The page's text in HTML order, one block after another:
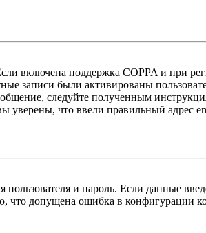
включена поддержка COPPA и при
записи были активированы
следуйте полученным
что ввели правильный адрес
и пароль. Если данные
допущена ошибка в конфигурации